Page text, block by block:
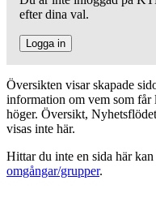
efter dina val.
Logga in
Översikten visar skapade
information om vem som får
höger. Översikt,
visas inte här.
Hittar du inte en sida här
omgångar/grupper.